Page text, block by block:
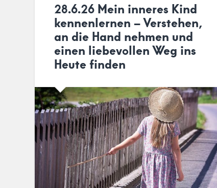
28.6.26 Mein inneres Kind
kennenlernen – Verstehen,
an die Hand nehmen und
einen liebevollen Weg ins
Heute finden